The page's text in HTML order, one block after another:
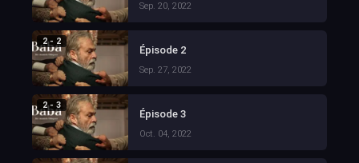
Sep. 20, 2022
2 - 2
Épisode 2
Sep. 27, 2022
2 - 3
Épisode 3
Oct. 04, 2022